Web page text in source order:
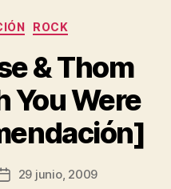
ROCK
& Thom
You Were
Fecha29 junio, 2009